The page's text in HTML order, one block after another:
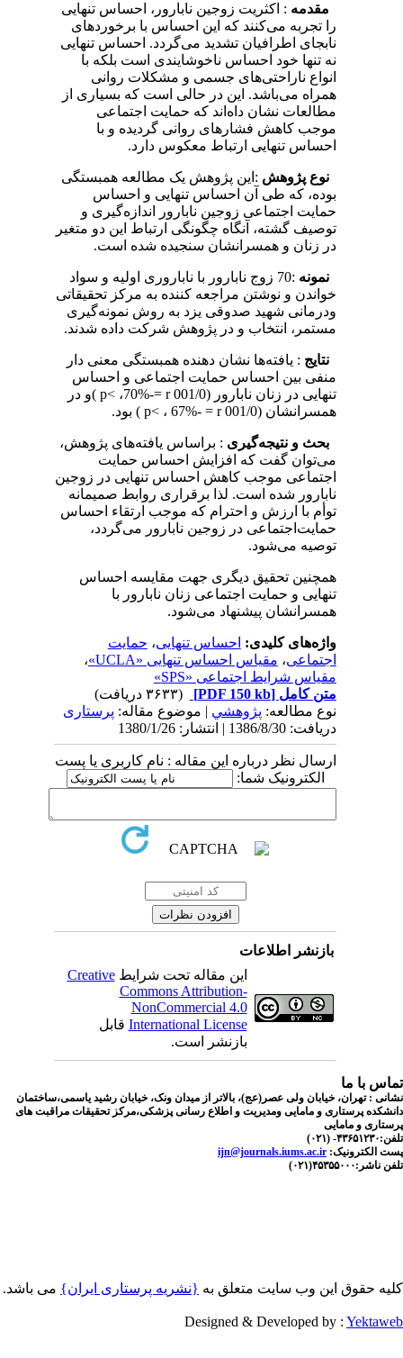
مقدمه‌: اکثریت‌ زوجین‌ نابارور، احساس‌ تنهایی‌
را تجربه‌ می‌کنند که‌ این‌ احساس‌ با برخوردهای‌
نابجای‌ اطرافیان‌ تشدید می‌گردد. احساس‌ تنهایی‌
نه‌ تنها خود احساس‌ ناخوشایندی‌ است‌ بلکه‌ با
انواع‌ ناراحتی‌های‌ جسمی‌ و مشکلات‌ روانی‌
همراه‌ می‌باشد. این‌ در حالی‌ است‌ که‌ بسیاری‌ از
مطالعات‌ نشان‌ داه‌اند که‌ حمایت‌ اجتماعی‌
موجب‌ کاهش‌ فشارهای‌ روانی‌ گردیده‌ و با
احساس‌ تنهایی‌ ارتباط‌ معکوس‌ دارد.
نوع‌ پژوهش‌ :این‌ پژوهش‌ یک‌ مطالعه‌ همبستگی‌
بوده‌، که‌ طی‌ آن‌ احساس‌ تنهایی‌ و احساس‌
حمایت‌ اجتماعی‌ زوجین‌ نابارور اندازه‌گیری‌ و
توصیف‌ گشته‌، آنگاه‌ چگونگی‌ ارتباط‌ این‌ دو متغیر
در زنان‌ و همسرانشان‌ سنجیده‌ شده‌ است‌.
نمونه
‌:70 زوج‌ نابارور با ناباروری‌ اولیه‌ و سواد
خواندن‌ و نوشتن‌ مراجعه‌ کننده‌ به‌ مرکز تحقیقاتی‌
ودرمانی‌ شهید صدوقی‌ یزد به‌ روش‌ نمونه‌گیری‌
مستمر، انتخاب‌ و در پژوهش‌ شرکت‌ داده‌ شدند.
نتایج‌: یافته‌ها نشان‌ دهنده‌ همبستگی‌ معنی‌ دار
منفی‌ بین‌ احساس‌ حمایت‌ اجتماعی‌ و احساس‌
تنهایی‌ در زنان‌ نابارور (001/0 p< ،70%-= r )و در
همسرانشان‌ (001/0 p< ، 67%- = r ) بود.
بحث‌ و نتیجه‌گیری‌: براساس‌ یافته‌های‌ پژوهش‌،
می‌توان‌ گفت‌ که‌ افزایش‌ احساس‌ حمایت‌
اجتماعی‌ موجب‌ کاهش‌ احساس‌ تنهایی‌ در زوجین‌
نابارور شده‌ است‌. لذا برقراری‌ روابط‌ صمیمانه‌
توأم‌ با ارزش‌ و احترام‌ که‌ موجب‌ ارتقاء احساس‌
حمایت‌اجتماعی‌ در زوجین‌ نابارور می‌گردد،
توصیه‌ می‌شود.
همچنین‌ تحقیق‌ دیگری‌ جهت‌ مقایسه‌ احساس‌
تنهایی‌ و حمایت‌ اجتماعی‌ زنان‌ نابارور با
همسرانشان‌ پیشنهاد می‌شود.
واژه‌های کلیدی:احساس‌ تنهایی‌،حمایت‌
اجتماعی‌،مقیاس‌ احساس‌ تنهایی‌ «UCLA»
،
مقیاس‌ شرایط‌ اجتماعی‌ «SPS»
متن کامل[PDF 150 kb]
نوع مطالعه:پژوهشي| موضوع مقاله:پرستاری
دریافت: 1386/8/30 | انتشار: 1380/1/26
ارسال نظر درباره این مقاله : نام کاربری یا پست
الکترونیک شما:
بازنشر اطلاعات
این مقاله تحت شرایطCreative
Commons Attribution-
NonCommercial 4.0
International Licenseقابل
بازنشر است.
با ما
: تهران، خیابان ولی عصر(عج)، بالاتر از میدان ونک، خیابان رشید یاسمی،ساختمان
پرستاری و مامایی ومدیریت و اطلاع رسانی پزشکی،مرکز تحقیقات مراقبت های
و مامایی
(۰۲۱)
الکترونیک:ijn@journals.iums.ac.ir
حقوق این وب سایت متعلق به{نشریه پرستاری ایران}می باشد.
Designed & Developed by :